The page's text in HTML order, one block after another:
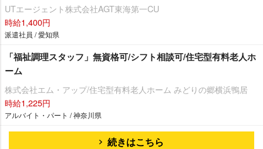
UTエージェント株式会社AGT東海第一CU
時給1,400円
派遣社員 / 愛知県
「福祉調理スタッフ」無資格可/シフト相談可/住宅型有料老人ホ
ーム
株式会社エム・アップ/住宅型有料老人ホーム みどりの郷横浜鴨居
時給1,225円
アルバイト・パート / 神奈川県
続きはこちら